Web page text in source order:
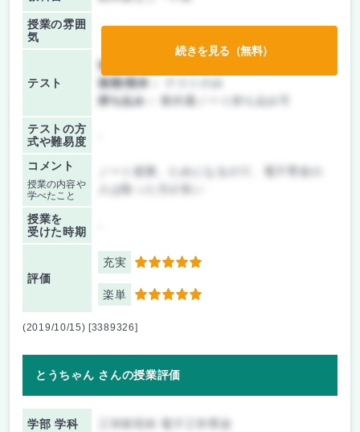
授業の雰囲
気
テスト
前期/中間：
後期/期末：
持ち込み：
教科書ノート持ち込み可
テストの方
式や難易度
コメント
授業の内容や
学べたこと
授業を
受けた時期
評価
充実 5
楽単 5
続きを見る（無料）
(2019/10/15) [3389326]
とうちゃん さんの授業評価
学部 学科